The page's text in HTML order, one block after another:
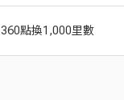
360點換1,000里數